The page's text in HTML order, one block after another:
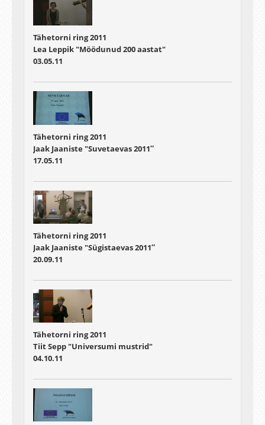
Tähetorni ring 2011
Lea Leppik "Möödunud 200 aastat"
03.05.11
Tähetorni ring 2011
Jaak Jaaniste "Suvetaevas 2011″
17.05.11
Tähetorni ring 2011
Jaak Jaaniste "Sügistaevas 2011″
20.09.11
Tähetorni ring 2011
Tiit Sepp "Universumi mustrid"
04.10.11